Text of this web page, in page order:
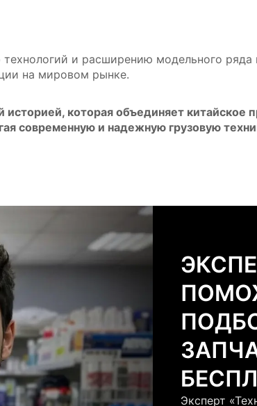
и расширению модельного ряда
на мировом рынке.
которая объединяет китайское
современную и надежную грузовую
Эксперт